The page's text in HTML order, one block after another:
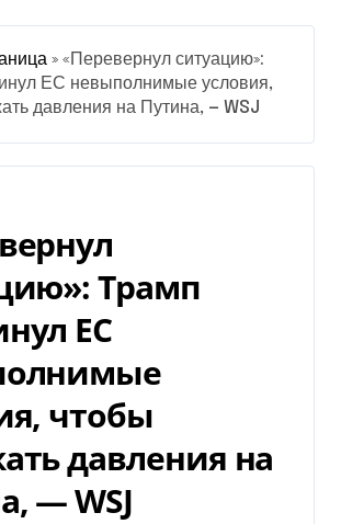
» «Перевернул ситуацию»:
ЕС невыполнимые условия,
давления на Путина, — WSJ
Трамп
ЕС
чтобы
давления на
— WSJ